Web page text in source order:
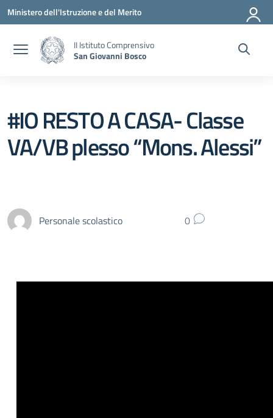
Vai ai contenuti
Vai al menu di navigazione
Vai al footer
Ministero dell'Istruzione e del Merito
II Istituto Comprensivo
San Giovanni Bosco
#IO RESTO A CASA- Classe
VA/VB plesso “Mons. Alessi”
Personale scolastico 0